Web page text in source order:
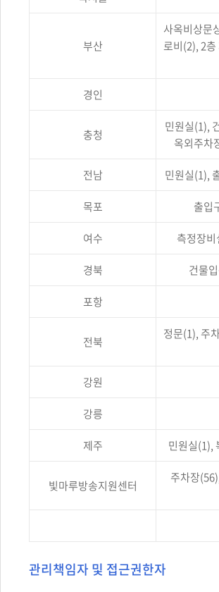
부산
사옥비상문
로비(2), 2
경인
충청
민원실(1),
옥외주차
전남 민원실(1),
목포 출입
여수 측정장
경북 건물
포항
전북
정문(1), 주
강원
강릉
제주 민원실(1),
빛마루방송지원센터
주차장
관리책임자 및 접근권한자